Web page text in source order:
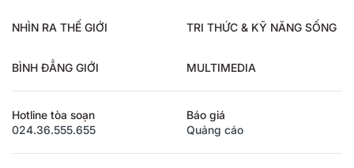
NHÌN RA THẾ GIỚI TRI THỨC & KỸ NĂNG SỐNG
BÌNH ĐẲNG GIỚI MULTIMEDIA
Hotline tòa soạn
024.36.555.655
Báo giá
Quảng cáo